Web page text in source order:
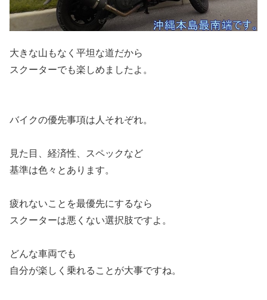
大きな山もなく平坦な道だから
スクーターでも楽しめましたよ。
バイクの優先事項は人それぞれ。
見た目、経済性、スペックなど
基準は色々とあります。
疲れないことを最優先にするなら
スクーターは悪くない選択肢ですよ。
どんな車両でも
自分が楽しく乗れることが大事ですね。